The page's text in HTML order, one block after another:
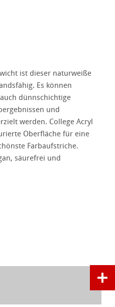
ist dieser naturweiße
Es können
dünnschichtige
und
werden. College Acryl
Oberfläche für eine
Farbaufstriche.
säurefrei und